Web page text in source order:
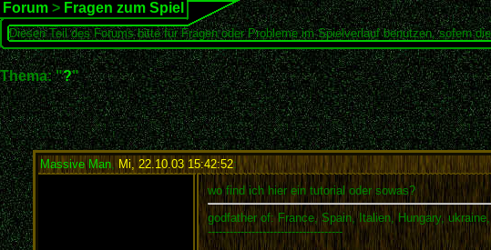
Forum > Fragen zum Spiel
Diesen Teil des Forums bitte für Fragen oder Probleme im Spielverlauf benutzen, sofern
Thema: "?"
Massive Man, Mi, 22.10.03 15:42:52:
wo find ich hier ein tutorial oder sowas?
godfather of: France, Spain, Italien, Hungary,
-------------------------------------